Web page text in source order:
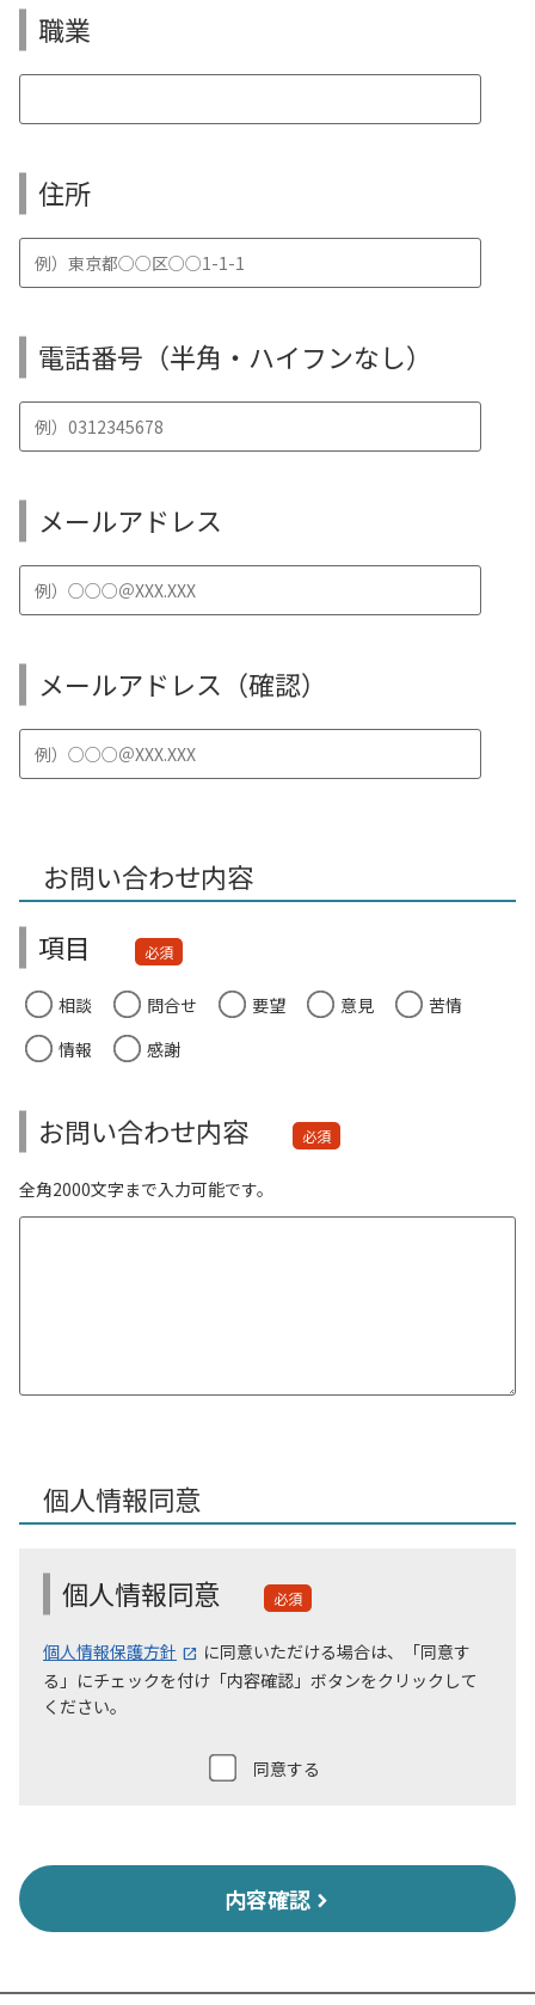
職業
住所
電話番号（半角・ハイフンなし）
メールアドレス
メールアドレス（確認）
お問い合わせ内容
必須
相談 問合せ 要望 意見
苦情
情報
感謝
お問い合わせ内容 必須
全角2000文字まで入力可能です。
個人情報同意
必須
個人情報保護方針
に同意いただける場合は、「同意す
る」にチェックを付け「内容確認」ボタンをクリックして
ください。
同意する
内容確認